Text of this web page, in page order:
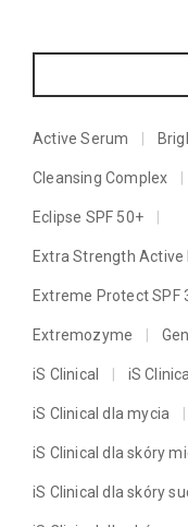
Active Serum
Cleansing Complex
Eclipse SPF 50+
Extra Strength
Extreme Protect SPF
Extremozyme
iS Clinical iS
iS Clinical dla mycia
iS Clinical dla skóry
iS Clinical dla skóry